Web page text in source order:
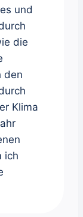
und
die
den
Klima
ich